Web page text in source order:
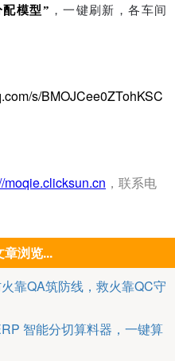
模型” ，一键刷新，各车间
s/BMOJCee0ZTohKSC
moqie.clicksun.cn ，联系电
章浏览...
靠QA筑防线，救火靠QC守
智能分切算料器，一键算